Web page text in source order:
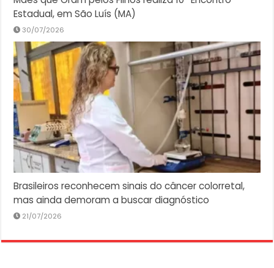
Estadual, em São Luís (MA)
30/07/2026
Brasileiros reconhecem sinais do câncer colorretal,
mas ainda demoram a buscar diagnóstico
21/07/2026